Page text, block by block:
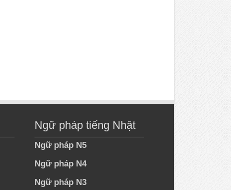
Ngữ pháp tiếng Nhật
Ngữ pháp N5
Ngữ pháp N4
Ngữ pháp N3